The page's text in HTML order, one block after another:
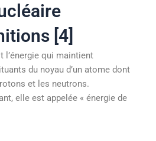
[4]
l’énergie qui maintient
du noyau d’un atome dont
et les neutrons.
elle est appelée « énergie de